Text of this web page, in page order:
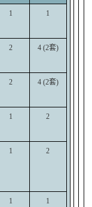
1 1
2 4 (2套)
2 4 (2套)
1 2
1 2
1 1